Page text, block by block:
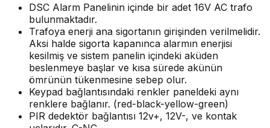
DSC Alarm Panelinin içinde bir adet 16V AC trafo
bulunmaktadır.
Trafoya enerji ana sigortanın girişinden verilmelidir.
Aksi halde sigorta kapanınca alarmın enerjisi
kesilmiş ve sistem panelin içindeki aküden
beslenmeye başlar ve kısa sürede akünün
ömrünün tükenmesine sebep olur.
Keypad bağlantısındaki renkler paneldeki aynı
renklere bağlanır. (red-black-yellow-green)
PIR dedektör bağlantısı 12v+, 12V-, ve kontak